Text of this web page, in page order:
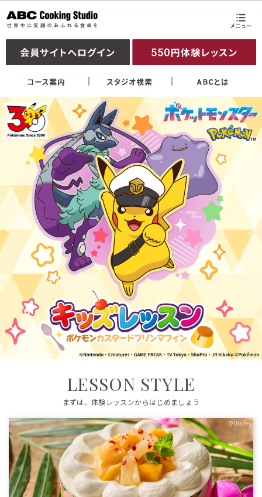
LESSON STYLE
まずは、体験レッスンからはじめましょう
©Disney